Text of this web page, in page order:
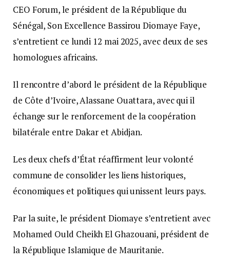
CEO Forum, le président de la République du
Sénégal, Son Excellence Bassirou Diomaye Faye,
s’entretient ce lundi 12 mai 2025, avec deux de ses
homologues africains.
Il rencontre d’abord le président de la République
de Côte d’Ivoire, Alassane Ouattara, avec qui il
échange sur le renforcement de la coopération
bilatérale entre Dakar et Abidjan.
Les deux chefs d’État réaffirment leur volonté
commune de consolider les liens historiques,
économiques et politiques qui unissent leurs pays.
Par la suite, le président Diomaye s’entretient avec
Mohamed Ould Cheikh El Ghazouani, président de
la République Islamique de Mauritanie.